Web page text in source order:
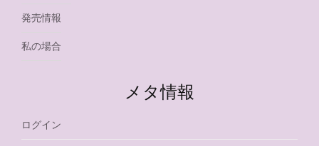
発売情報
私の場合
メタ情報
ログイン